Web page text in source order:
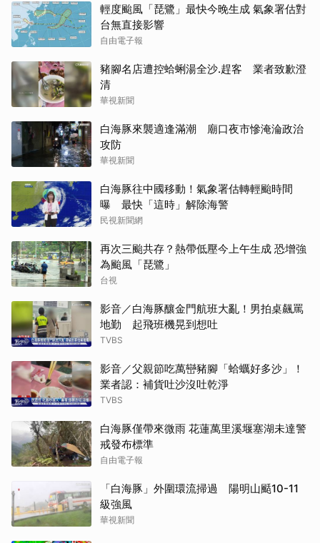
輕度颱風「琵鷺」最快今晚生成 氣象署估對
台無直接影響
自由電子報
豬腳名店遭控蛤蜊湯全沙.趕客 業者致歉澄
清
華視新聞
白海豚來襲適逢滿潮 廟口夜市慘淹淪政治
攻防
華視新聞
白海豚往中國移動！氣象署估轉輕颱時間
曝 最快「這時」解除海警
民視新聞網
再次三颱共存？熱帶低壓今上午生成 恐增強
為颱風「琵鷺」
台視
影音／白海豚釀金門航班大亂！男拍桌飆罵
地勤 起飛班機晃到想吐
TVBS
影音／父親節吃萬巒豬腳「蛤蠣好多沙」！
業者認：補貨吐沙沒吐乾淨
TVBS
白海豚僅帶來微雨 花蓮萬里溪堰塞湖未達警
戒發布標準
自由電子報
「白海豚」外圍環流掃過 陽明山颳10-11
級強風
華視新聞